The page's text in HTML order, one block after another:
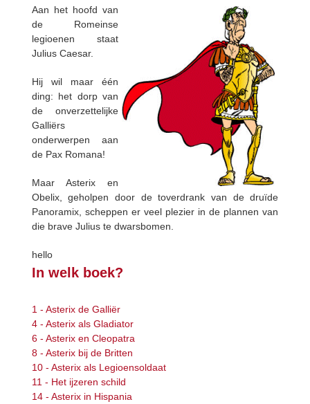
Aan het hoofd van
de Romeinse
legioenen staat
Julius Caesar.
Hij wil maar één
ding: het dorp van
de onverzettelijke
Galliërs
onderwerpen aan
de Pax Romana!
Maar Asterix en
Obelix, geholpen door de toverdrank van de druïde
Panoramix, scheppen er veel plezier in de plannen van
die brave Julius te dwarsbomen.
hello
In welk boek?
1 - Asterix de Galliër
4 - Asterix als Gladiator
6 - Asterix en Cleopatra
8 - Asterix bij de Britten
10 - Asterix als Legioensoldaat
11 - Het ijzeren schild
14 - Asterix in Hispania